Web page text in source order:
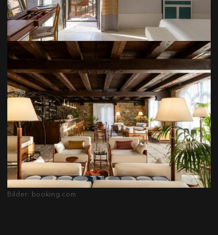
Bilder: booking.com